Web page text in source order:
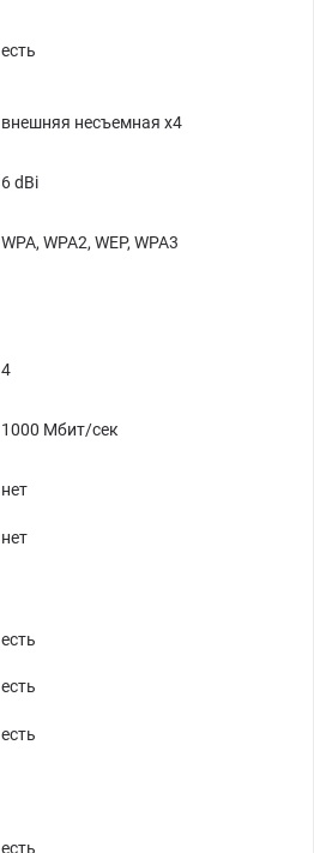
есть
внешняя несъемная x4
6 dBi
WPA, WPA2, WEP, WPA3
4
1000 Мбит/сек
нет
нет
есть
есть
есть
есть